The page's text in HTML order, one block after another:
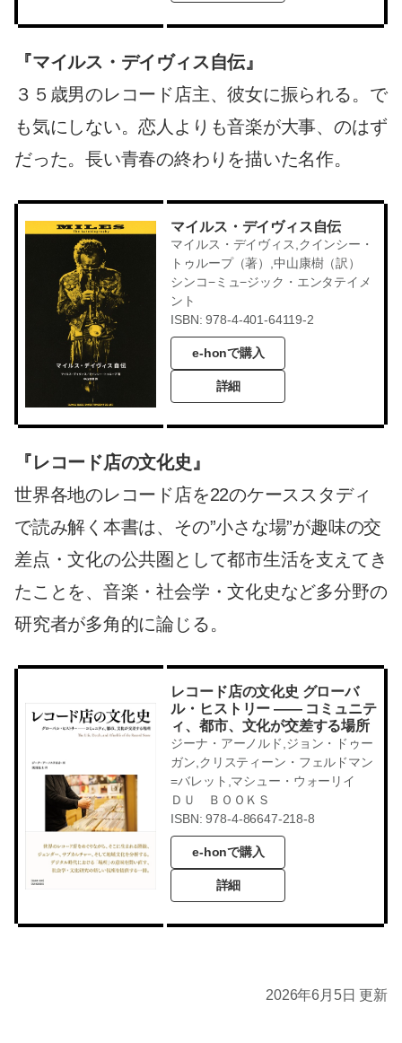
『マイルス・デイヴィス自伝』
３５歳男のレコード店主、彼女に振られる。で
も気にしない。恋人よりも音楽が大事、のはず
だった。長い青春の終わりを描いた名作。
マイルス・デイヴィス自伝
マイルス・デイヴィス,クインシー・
トゥループ（著）,中山康樹（訳）
シンコ−ミュ−ジック・エンタテイメ
ント
ISBN: 978-4-401-64119-2
e-honで購入
詳細
『レコード店の文化史』
世界各地のレコード店を22のケーススタディ
で読み解く本書は、その”小さな場”が趣味の交
差点・文化の公共圏として都市生活を支えてき
たことを、音楽・社会学・文化史など多分野の
研究者が多角的に論じる。
レコード店の文化史 グローバ
ル・ヒストリー ―― コミュニテ
ィ、都市、文化が交差する場所
ジーナ・アーノルド,ジョン・ドゥー
ガン,クリスティーン・フェルドマン
=バレット,マシュー・ウォーリイ
ＤＵ ＢＯＯＫＳ
ISBN: 978-4-86647-218-8
e-honで購入
詳細
2026年6月5日 更新